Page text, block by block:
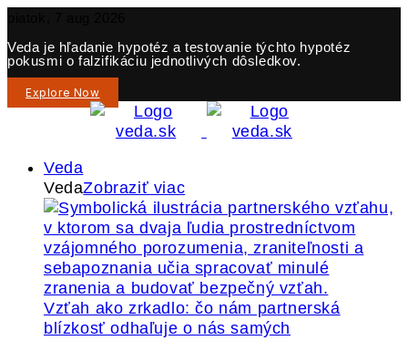
Veda je hľadanie hypotéz a testovanie týchto hypotéz
pokusmi o falzifikáciu jednotlivých dôsledkov.
Explore Now
Veda
VedaZobraziť viac
Vzťah ako zrkadlo: čo nám partnerská
blízkosť odhaľuje o nás samých